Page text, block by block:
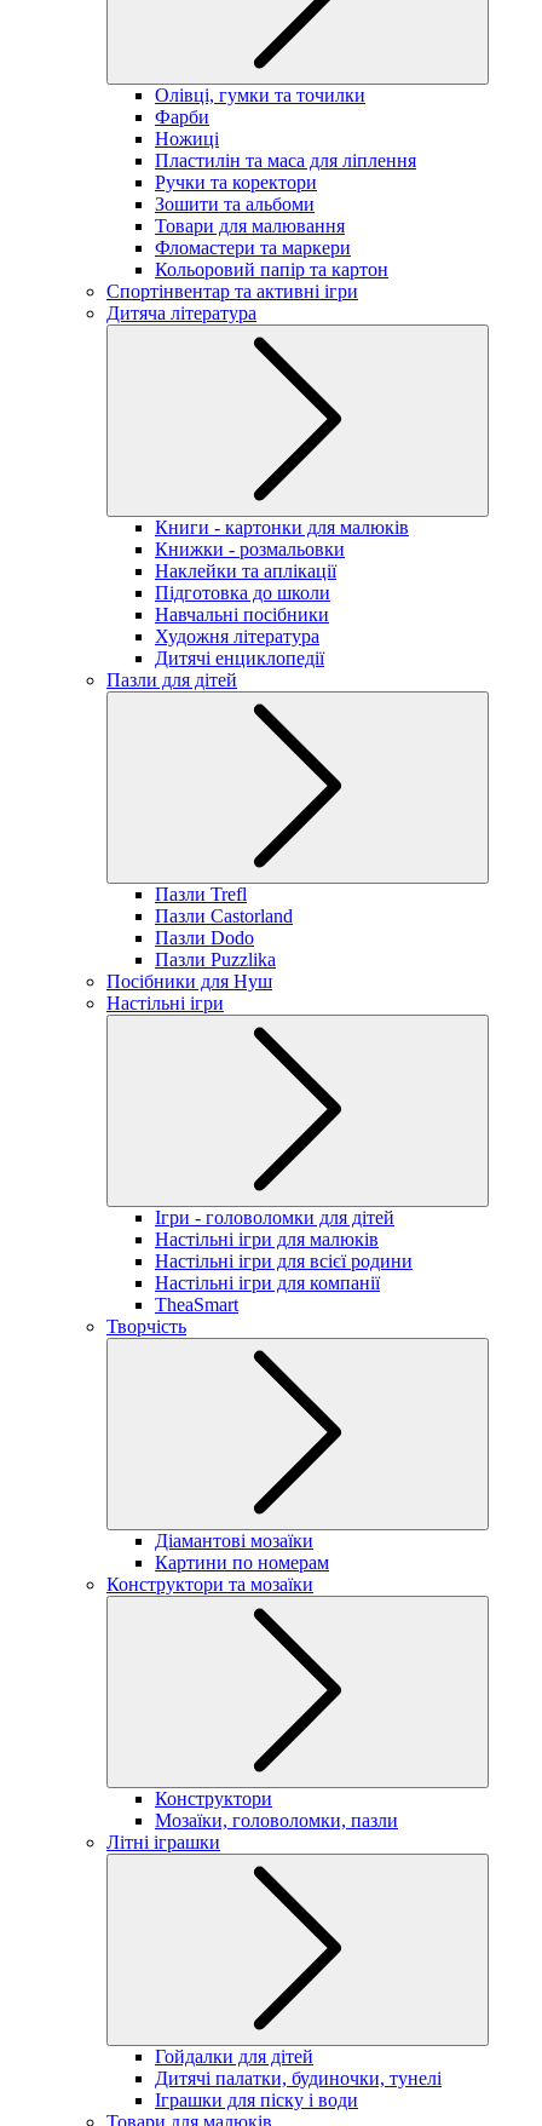
Олівці, гумки та точилки
Фарби
Ножиці
Пластилін та маса для ліплення
Ручки та коректори
Зошити та альбоми
Товари для малювання
Фломастери та маркери
Кольоровий папір та картон
Спортінвентар та активні ігри
Дитяча література
Книги - картонки для малюків
Книжки - розмальовки
Наклейки та аплікації
Підготовка до школи
Навчальні посібники
Художня література
Дитячі енциклопедії
Пазли для дітей
Пазли Trefl
Пазли Castorland
Пазли Dodo
Пазли Puzzlika
Посібники для Нуш
Настільні ігри
Ігри - головоломки для дітей
Настільні ігри для малюків
Настільні ігри для всієї родини
Настільні ігри для компанії
TheaSmart
Творчість
Діамантові мозаїки
Картини по номерам
Конструктори та мозаїки
Конструктори
Мозаїки, головоломки, пазли
Літні іграшки
Гойдалки для дітей
Дитячі палатки, будиночки, тунелі
Іграшки для піску і води
Товари для малюків